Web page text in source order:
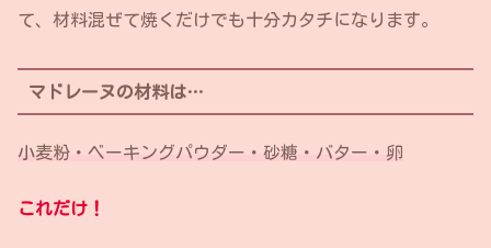
て、材料混ぜて焼くだけでも十分カタチになります。
マドレーヌの材料は…
小麦粉・ベーキングパウダー・砂糖・バター・卵
これだけ！